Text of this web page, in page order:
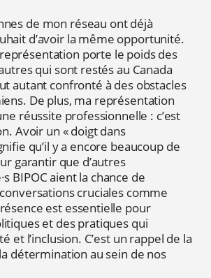
de mon réseau ont déjà
d’avoir la même opportunité.
porte le poids des
qui sont restés au Canada
autant confronté à des obstacles
De plus, ma représentation
réussite professionnelle : c’est
Avoir un «doigt dans
qu’il y a encore beaucoup de
garantir que d’autres
s BIPOC aient la chance de
cruciales comme
est essentielle pour
et des pratiques qui
et l’inclusion. C’est un rappel de la
détermination au sein de nos